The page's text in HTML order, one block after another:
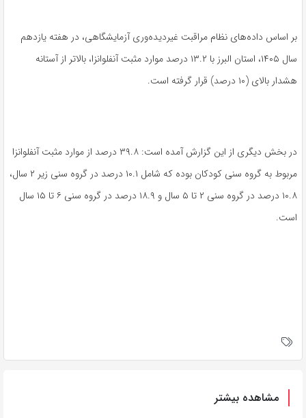
بر اساس داده‌های نظام مراقبت غیردیده‌وری آزمایشگاهی، در هفته یازدهم
سال ۱۴۰۵، استان البرز با ۱۳.۲ درصد موارد مثبت آنفلوانزا، بالاتر از آستانه
هشدار بالای (۱۰ درصد) قرار گرفته است.
در بخش دیگری از این گزارش آمده است: ۳۹.۸ درصد از موارد مثبت آنفلوانزا
مربوط به گروه سنی کودکان بوده که شامل ۱۰.۱ درصد در گروه سنی زیر ۲ سال،
۱۰.۸ درصد در گروه سنی ۲ تا ۵ سال و ۱۸.۹ درصد در گروه سنی ۶ تا ۱۵ سال
است.
مشاهده بیشتر